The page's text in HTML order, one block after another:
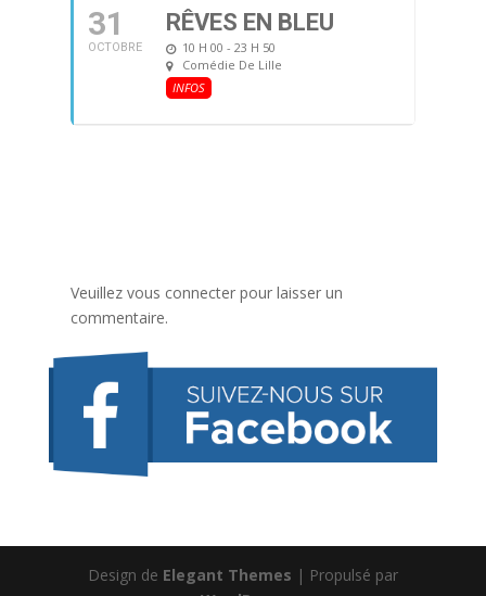
31
OCTOBRE
RÊVES EN BLEU
10 H 00 - 23 H 50
Comédie De Lille
INFOS
Veuillez vous connecter pour laisser un
commentaire.
Design de Elegant Themes | Propulsé par